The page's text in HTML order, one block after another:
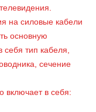
на силовые кабели
основную
тип кабеля,
сечение
включает в себя: